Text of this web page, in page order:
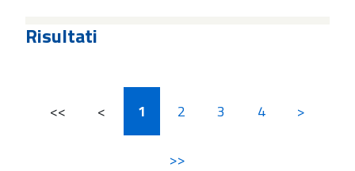
Risultati
<< < 1 2 3 4 >
>>